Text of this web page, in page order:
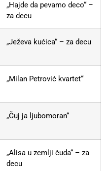
„Hajde da pevamo deco“ –
za decu
„Ježeva kućica“ – za decu
„Milan Petrović kvartet“
„Čuj ja ljubomoran“
„Alisa u zemlji čuda“ – za
decu